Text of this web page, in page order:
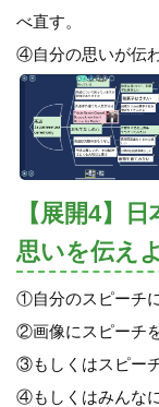
べ直す。
④自分の思いが伝
【展開4】
思いを伝え
①自分のスピーチ
②画像にスピーチ
③もしくはスピー
④もしくはみんな